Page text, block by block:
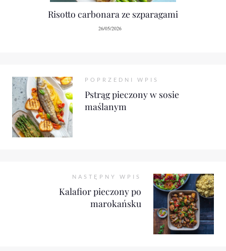
Risotto carbonara ze szparagami
26/05/2026
POPRZEDNI WPIS
Pstrąg pieczony w sosie
maślanym
NASTĘPNY WPIS
Kalafior pieczony po
marokańsku